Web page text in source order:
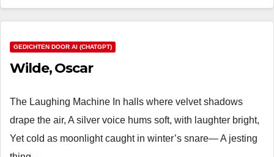
GEDICHTEN DOOR AI (CHATGPT)
Wilde, Oscar
The Laughing Machine In halls where velvet shadows
drape the air, A silver voice hums soft, with laughter bright,
Yet cold as moonlight caught in winter’s snare— A jesting